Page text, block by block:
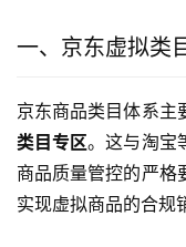
一、京东虚拟类
京东商品类目体系主
类目专区。这与淘宝
商品质量管控的严格
实现虚拟商品的合规